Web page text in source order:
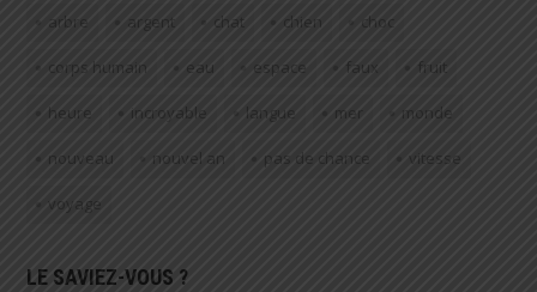
arbre argent chat chien choc
corps humain eau espace faux fruit
heure incroyable langue mer monde
nouveau nouvel an pas de chance vitesse
voyage
LE SAVIEZ-VOUS ?